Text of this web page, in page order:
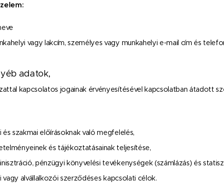
vagy lakcím, személyes vagy munkahelyi e-mail cím és
adatok,
kapcsolatos jogainak érvényesítésével kapcsolatban átadott
szakmai előírásoknak való megfelelés,
és tájékoztatásainak teljesítése,
pénzügyi könyvelési tevékenységek (számlázás) és
alvállalkozói szerződéses kapcsolati célok.